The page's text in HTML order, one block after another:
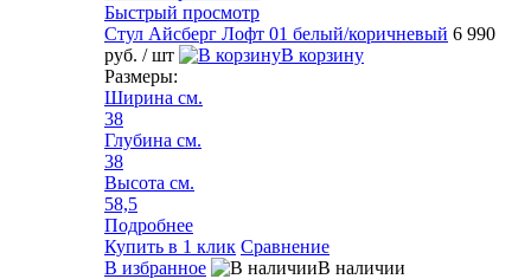
Быстрый просмотр
Стул Айсберг Лофт 01 белый/коричневый 6 990
руб. / шт
В корзину
Размеры:
Ширина см.
38
Глубина см.
38
Высота см.
58,5
Подробнее
Купить в 1 клик Сравнение
В избранное
В наличии